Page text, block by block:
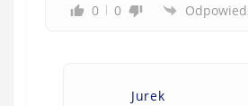
0 0
Jurek